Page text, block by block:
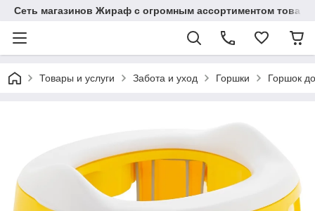
Сеть магазинов Жираф с огромным ассортиментом
Товары и услуги Забота и уход Горшки Горшок